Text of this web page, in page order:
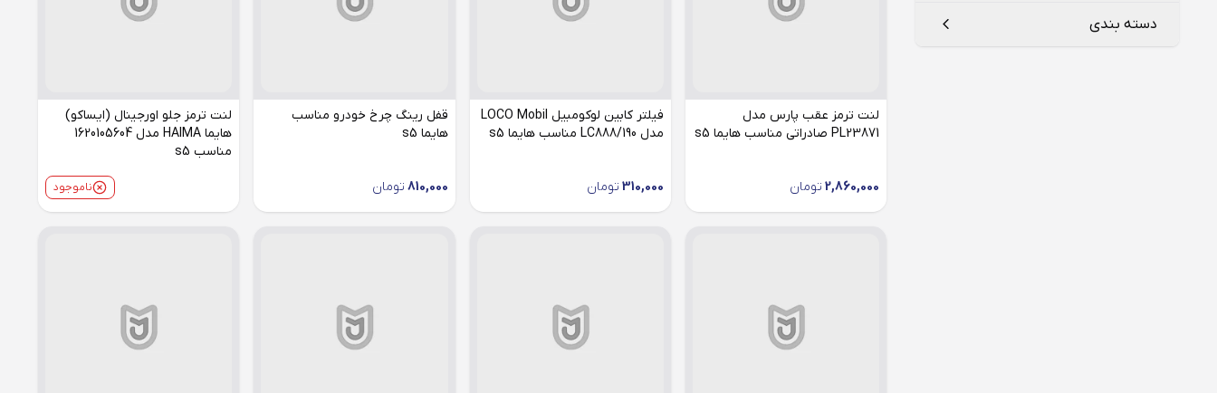
دسته بندی
لنت ترمز عقب پارس مدل
PL23871 صادراتی مناسب هایما s5
2,860,000 تومان
فیلتر کابین لوکومبیل LOCO Mobil
مدل LC888/190 مناسب هایما s5
310,000 تومان
قفل رینگ چرخ خودرو مناسب
هایما s5
810,000 تومان
لنت ترمز جلو اورجینال (ایساکو)
هایما HAIMA مدل 1620105604
مناسب s5
ناموجود